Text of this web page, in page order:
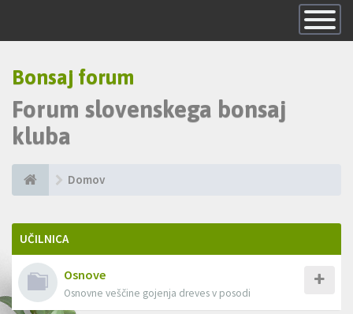
Skrij
navigacijo
Bonsaj forum
Forum slovenskega bonsaj
kluba
Domov
UČILNICA
Osnove
Osnovne veščine gojenja dreves v posodi